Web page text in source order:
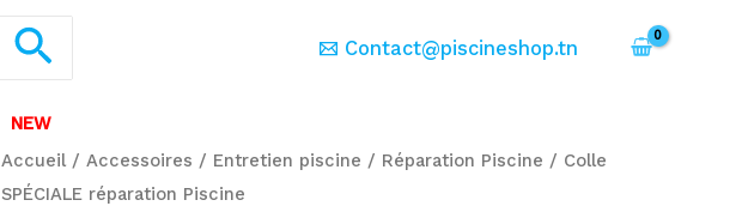
Rechercher Contact@piscineshop.tn
NEW
Accueil / Accessoires / Entretien piscine / Réparation Piscine / Colle
SPÉCIALE réparation Piscine
prix
initial
prix
actuel